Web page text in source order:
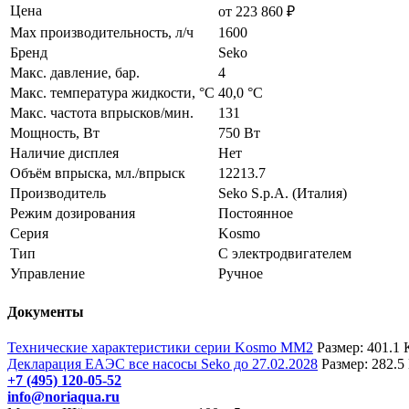
Цена
от 223 860 ₽
Max производительность, л/ч
1600
Бренд
Seko
Макс. давление, бар.
4
Макс. температура жидкости, °С 40,0 °C
Макс. частота впрысков/мин.
131
Мощность, Вт
750 Вт
Наличие дисплея
Нет
Объём впрыска, мл./впрыск
12213.7
Производитель
Seko S.p.A. (Италия)
Режим дозирования
Постоянное
Серия
Kosmo
Тип
С электродвигателем
Управление
Ручное
Документы
Технические характеристики серии Kosmo MM2 Размер: 401.1
Декларация ЕАЭС все насосы Seko до 27.02.2028 Размер:
+7 (495) 120-05-52
info@noriaqua.ru